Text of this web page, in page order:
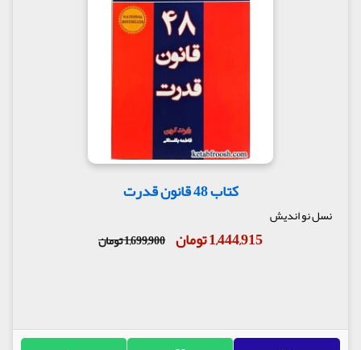
کتاب 48 قانون قدرت
نسل نو اندیش
1,444,915 تومان 1,699,900 تومان